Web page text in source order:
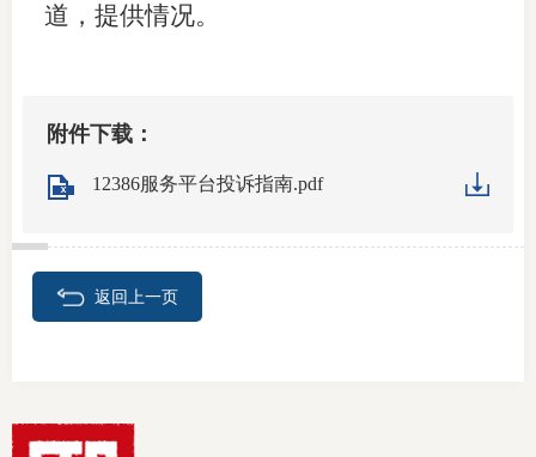
道，提供情况。
附件下载：
12386服务平台投诉指南.pdf
返回上一页